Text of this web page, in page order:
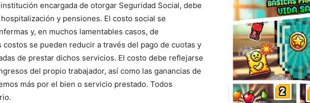
encargada de otorgar Seguridad Social, debe
y pensiones. El costo social se
y, en muchos lamentables casos, de
se pueden reducir a través del pago de cuotas y
de prestar dichos servicios. El costo debe reflejarse
del propio trabajador, así como las ganancias de
más por el bien o servicio prestado. Todos